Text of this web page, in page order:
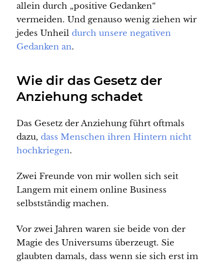
allein durch „positive Gedanken“
vermeiden. Und genauso wenig ziehen wir
jedes Unheil durch unsere negativen
Gedanken an.
Wie dir das Gesetz der
Anziehung schadet
Das Gesetz der Anziehung führt oftmals
dazu, dass Menschen ihren Hintern nicht
hochkriegen.
Zwei Freunde von mir wollen sich seit
Langem mit einem online Business
selbstständig machen.
Vor zwei Jahren waren sie beide von der
Magie des Universums überzeugt. Sie
glaubten damals, dass wenn sie sich erst im